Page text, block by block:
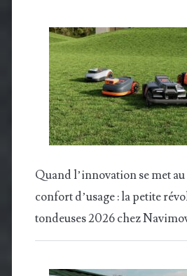
Quand l’innovation se met
confort d’usage : la petite
tondeuses 2026 chez